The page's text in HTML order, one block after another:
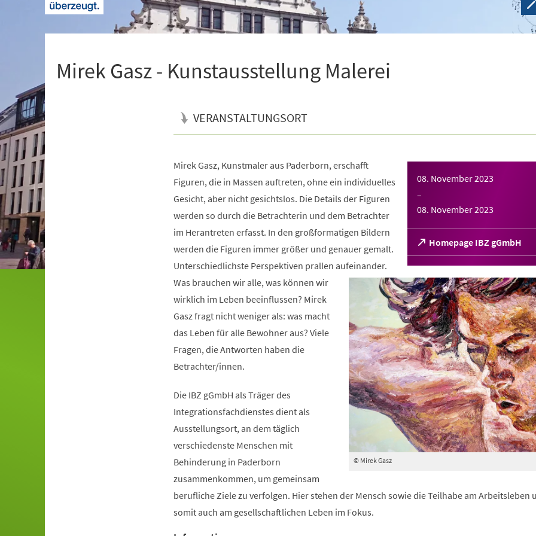
Mirek Gasz - Kunstausstellung Malerei
VERANSTALTUNGSORT
08. November 2023
–
08. November 2023
Homepage IBZ gGmbH
(Öffnet
in
einem
neuen
Tab)
© Mirek Gasz
Mirek Gasz, Kunstmaler aus Paderborn, erschafft
Figuren, die in Massen auftreten, ohne ein individuelles
Gesicht, aber nicht gesichtslos. Die Details der Figuren
werden so durch die Betrachterin und dem Betrachter
im Herantreten erfasst. In den großformatigen Bildern
werden die Figuren immer größer und genauer gemalt.
Unterschiedlichste Perspektiven prallen aufeinander.
Was brauchen wir alle, was können wir
wirklich im Leben beeinflussen? Mirek
Gasz fragt nicht weniger als: was macht
das Leben für alle Bewohner aus? Viele
Fragen, die Antworten haben die
Betrachter/innen.
Die IBZ gGmbH als Träger des
Integrationsfachdienstes dient als
Ausstellungsort, an dem täglich
verschiedenste Menschen mit
Behinderung in Paderborn
zusammenkommen, um gemeinsam
berufliche Ziele zu verfolgen. Hier stehen der Mensch sowie die Teilhabe am Arbeitsleben
somit auch am gesellschaftlichen Leben im Fokus.